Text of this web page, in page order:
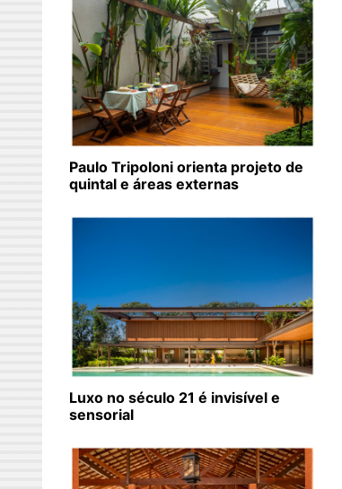
Paulo Tripoloni orienta projeto de
quintal e áreas externas
Luxo no século 21 é invisível e
sensorial